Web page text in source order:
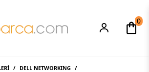
0
/ DELL NETWORKING /